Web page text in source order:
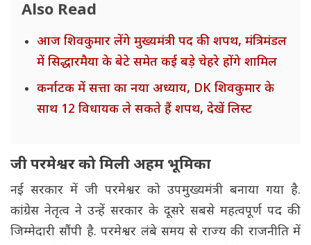
Also Read
आज शिवकुमार लेंगे मुख्यमंत्री पद की शपथ, मंत्रिमंडल
में सिद्धारमैया के बेटे समेत कई बड़े चेहरे होंगे शामिल
कर्नाटक में सत्ता का नया अध्याय, DK शिवकुमार के
साथ 12 विधायक ले सकते हैं शपथ, देखें लिस्ट
जी परमेश्वर को मिली अहम भूमिका
नई सरकार में जी परमेश्वर को उपमुख्यमंत्री बनाया गया है.
कांग्रेस नेतृत्व ने उन्हें सरकार के दूसरे सबसे महत्वपूर्ण पद की
जिम्मेदारी सौंपी है. परमेश्वर लंबे समय से राज्य की राजनीति में